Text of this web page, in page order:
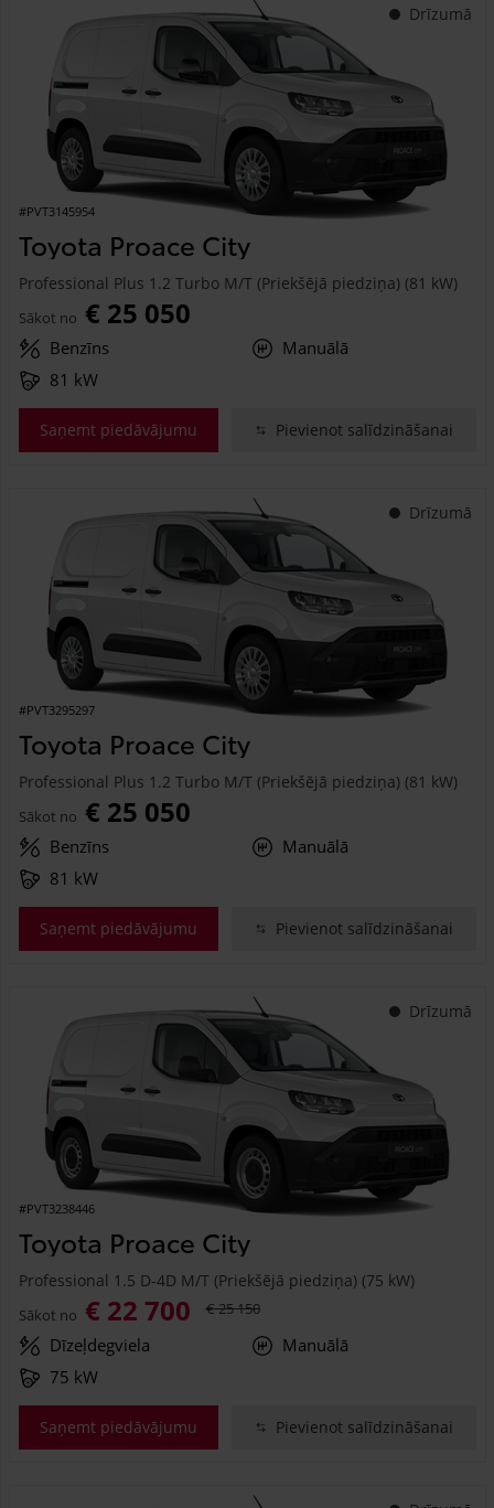
Drīzumā
#PVT3145954
Toyota Proace City
Professional Plus 1.2 Turbo M/T (Priekšējā piedziņa) (81 kW)
Sākot no € 25 050
Benzīns
Manuālā
81 kW
Saņemt piedāvājumu Pievienot salīdzināšanai
Drīzumā
#PVT3295297
Toyota Proace City
Professional Plus 1.2 Turbo M/T (Priekšējā piedziņa) (81 kW)
Sākot no € 25 050
Benzīns
Manuālā
81 kW
Saņemt piedāvājumu Pievienot salīdzināšanai
Drīzumā
#PVT3238446
Toyota Proace City
Professional 1.5 D-4D M/T (Priekšējā piedziņa) (75 kW)
Sākot no € 22 700 € 25 150
Dīzeļdegviela
Manuālā
75 kW
Saņemt piedāvājumu Pievienot salīdzināšanai